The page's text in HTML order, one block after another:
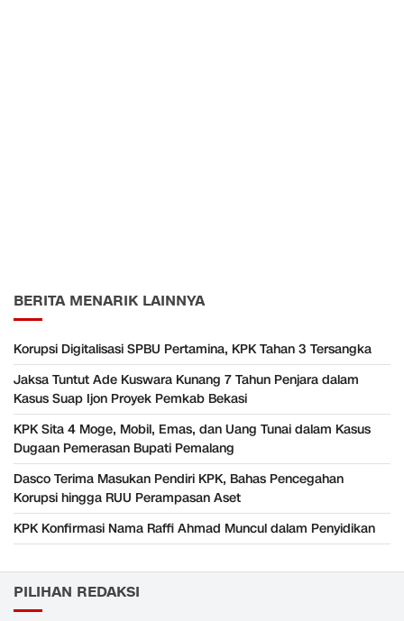
BERITA MENARIK LAINNYA
Korupsi Digitalisasi SPBU Pertamina, KPK Tahan 3 Tersangka
Jaksa Tuntut Ade Kuswara Kunang 7 Tahun Penjara dalam
Kasus Suap Ijon Proyek Pemkab Bekasi
KPK Sita 4 Moge, Mobil, Emas, dan Uang Tunai dalam Kasus
Dugaan Pemerasan Bupati Pemalang
Dasco Terima Masukan Pendiri KPK, Bahas Pencegahan
Korupsi hingga RUU Perampasan Aset
KPK Konfirmasi Nama Raffi Ahmad Muncul dalam Penyidikan
PILIHAN REDAKSI